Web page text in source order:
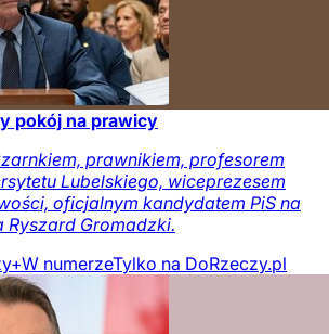
pokój na prawicy
prawnikiem, profesorem
Lubelskiego, wiceprezesem
oficjalnym kandydatem PiS na
Gromadzki.
W numerzeTylko na DoRzeczy.pl